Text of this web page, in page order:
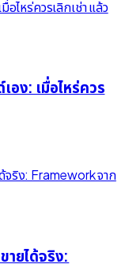
ง: เมื่อไหร่ควร
ายได้จริง: